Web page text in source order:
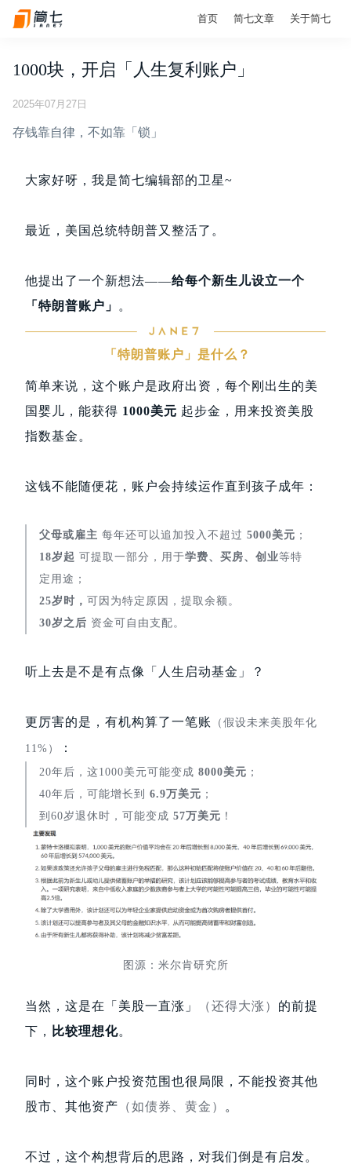
首页 简七文章 关于简七
1000块，开启「人生复利账户」
2025年07月27日
存钱靠自律，不如靠「锁」
大家好呀，我是简七编辑部的卫星~
最近，美国总统特朗普又整活了。
他提出了一个新想法——给每个新生儿设立一个
「特朗普账户」
。
「特朗普账户」是什么？
简单来说，这个账户是政府出资，每个刚出生的美
国婴儿，能获得 1000美元 起步金，用来投资美股
指数基金。
这钱不能随便花，账户会持续运作直到孩子成年：
父母或雇主 每年还可以追加投入不超过 5000美元 ；
18岁起 可提取一部分，用于学费、买房、创业等特
定用途；
25岁时， 可因为特定原因，提取余额。
30岁之后 资金可自由支配。
听上去是不是有点像「人生启动基金」？
更厉害的是，有机构算了一笔账 （假设未来美股年化
11%） ：
20年后，这1000美元可能变成 8000美元 ；
40年后，可能增长到 6.9万美元 ；
到60岁退休时，可能变成 57万美元 ！
图源：米尔肯研究所
当然，这是在「美股一直涨」 （还得大涨） 的前提
下，
比较理想化。
同时，这个账户投资范围也很局限，不能投资其他
股市、其他资产 （如债券、黄金） 。
不过，这个构想背后的思路，对我们倒是有启发。